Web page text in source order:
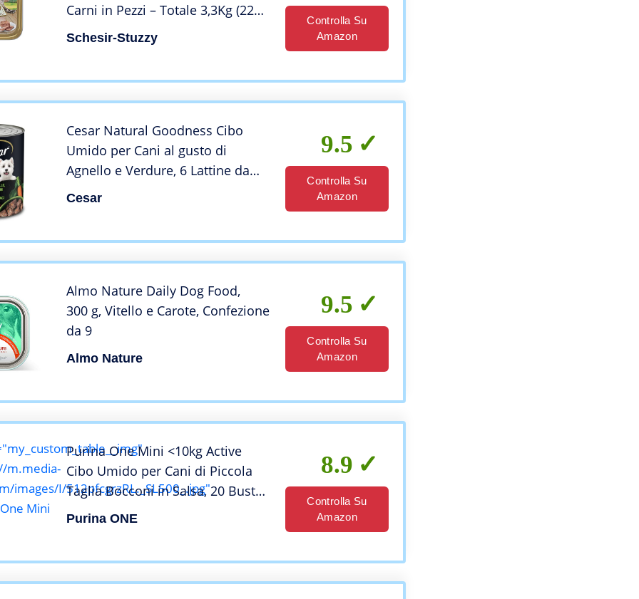
Carni in Pezzi – Totale 3,3Kg (22
Vaschette da 150G)
Schesir-Stuzzy
Controlla Su
Amazon
Cesar Natural Goodness Cibo
Umido per Cani al gusto di
Agnello e Verdure, 6 Lattine da
400 g, totale 2.4 kg
Cesar
9.5
Controlla Su
Amazon
Almo Nature Daily Dog Food,
300 g, Vitello e Carote, Confezione
da 9
Almo Nature
9.5
Controlla Su
Amazon
m.media-
images/I/512pfcgrzRL._SL500_.jpg"
Mini
Purina One Mini <10kg Active
Cibo Umido per Cani di Piccola
Taglia Bocconi in Salsa, 20 Buste
da 100g
Purina ONE
8.9
Controlla Su
Amazon